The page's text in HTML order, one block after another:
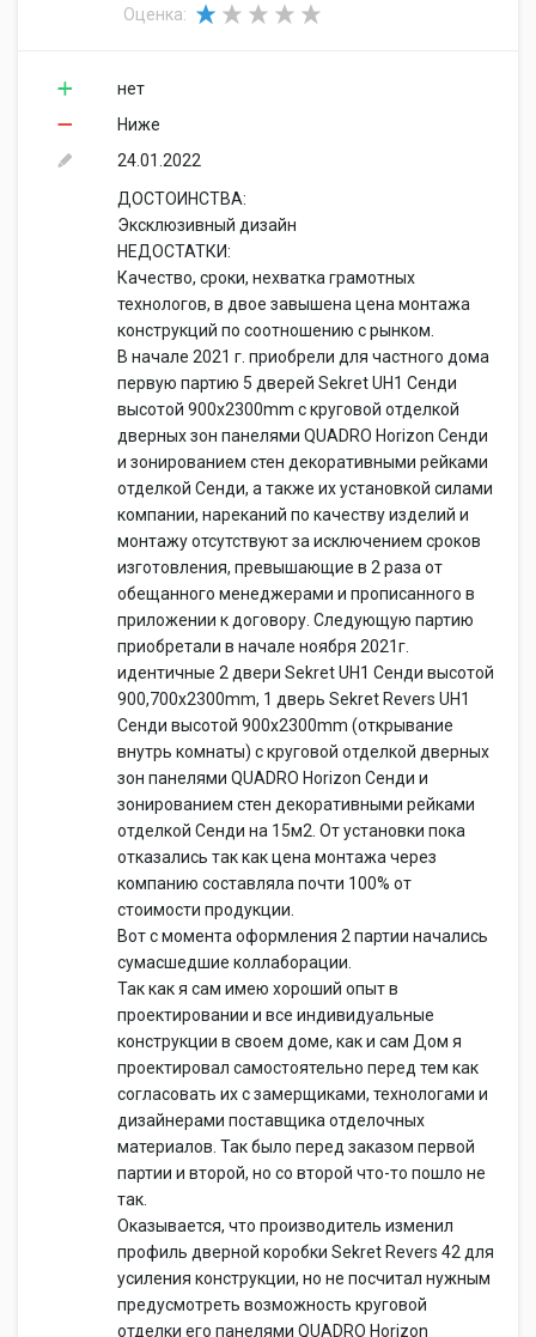
Оценка:
нет
Ниже
24.01.2022
ДОСТОИНСТВА:
Эксклюзивный дизайн
НЕДОСТАТКИ:
Качество, сроки, нехватка грамотных
технологов, в двое завышена цена монтажа
конструкций по соотношению с рынком.
В начале 2021 г. приобрели для частного дома
первую партию 5 дверей Sekret UH1 Сенди
высотой 900х2300mm с круговой отделкой
дверных зон панелями QUADRO Horizon Сенди
и зонированием стен декоративными рейками
отделкой Сенди, а также их установкой силами
компании, нареканий по качеству изделий и
монтажу отсутствуют за исключением сроков
изготовления, превышающие в 2 раза от
обещанного менеджерами и прописанного в
приложении к договору. Следующую партию
приобретали в начале ноября 2021г.
идентичные 2 двери Sekret UH1 Сенди высотой
900,700х2300mm, 1 дверь Sekret Revers UH1
Сенди высотой 900х2300mm (открывание
внутрь комнаты) с круговой отделкой дверных
зон панелями QUADRO Horizon Сенди и
зонированием стен декоративными рейками
отделкой Сенди на 15м2. От установки пока
отказались так как цена монтажа через
компанию составляла почти 100% от
стоимости продукции.
Вот с момента оформления 2 партии начались
сумасшедшие коллаборации.
Так как я сам имею хороший опыт в
проектировании и все индивидуальные
конструкции в своем доме, как и сам Дом я
проектировал самостоятельно перед тем как
согласовать их с замерщиками, технологами и
дизайнерами поставщика отделочных
материалов. Так было перед заказом первой
партии и второй, но со второй что-то пошло не
так.
Оказывается, что производитель изменил
профиль дверной коробки Sekret Revers 42 для
усиления конструкции, но не посчитал нужным
предусмотреть возможность круговой
отделки его панелями QUADRO Horizon